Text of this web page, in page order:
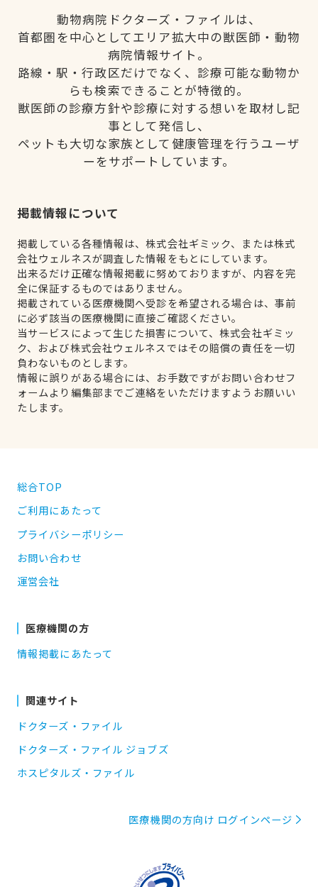
動物病院ドクターズ・ファイルは、
首都圏を中心としてエリア拡大中の獣医師・動物
病院情報サイト。
路線・駅・行政区だけでなく、診療可能な動物か
らも検索できることが特徴的。
獣医師の診療方針や診療に対する想いを取材し記
事として発信し、
ペットも大切な家族として健康管理を行うユーザ
ーをサポートしています。
掲載情報について
掲載している各種情報は、株式会社ギミック、または株式
会社ウェルネスが調査した情報をもとにしています。
出来るだけ正確な情報掲載に努めておりますが、内容を完
全に保証するものではありません。
掲載されている医療機関へ受診を希望される場合は、事前
に必ず該当の医療機関に直接ご確認ください。
当サービスによって生じた損害について、株式会社ギミッ
ク、および株式会社ウェルネスではその賠償の責任を一切
負わないものとします。
情報に誤りがある場合には、お手数ですがお問い合わせフ
ォームより編集部までご連絡をいただけますようお願いい
たします。
総合TOP
ご利用にあたって
プライバシーポリシー
お問い合わせ
運営会社
医療機関の方
情報掲載にあたって
関連サイト
ドクターズ・ファイル
ドクターズ・ファイル ジョブズ
ホスピタルズ・ファイル
医療機関の方向け ログインページ